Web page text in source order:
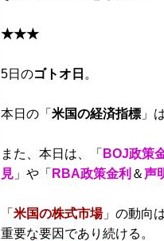
★★★
5日のゴトオ日 。
本日の「 米国の経済指標 」
また、本日は、「 BOJ政策
見 」や「 RBA政策金利 ＆声
「 米国の株式市場」の動向
重要な要因であり続ける。